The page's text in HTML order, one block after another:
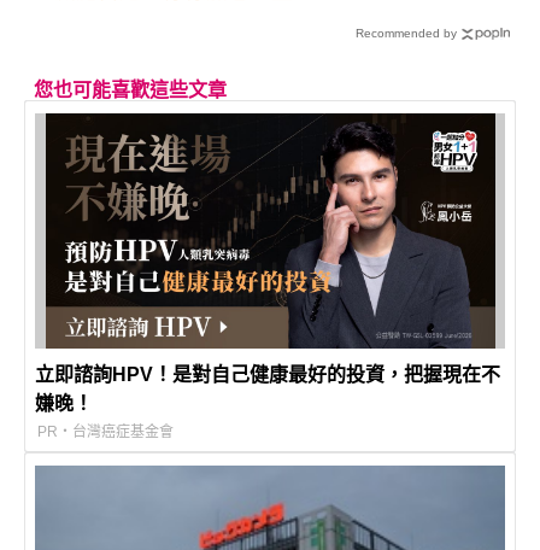
Recommended by
您也可能喜歡這些文章
立即諮詢HPV！是對自己健康最好的投資，把握現在不
嫌晚！
PR・台灣癌症基金會